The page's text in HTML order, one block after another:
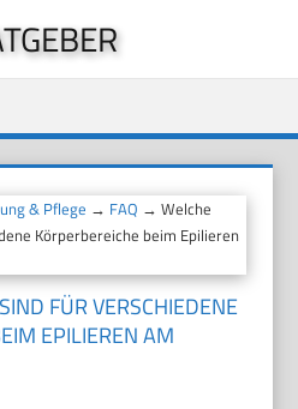
& Pflege → FAQ → Welche
Körperbereiche beim Epilieren
FÜR VERSCHIEDENE
EPILIEREN AM